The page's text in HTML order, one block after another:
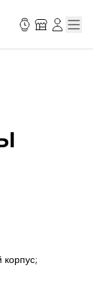
корпус;